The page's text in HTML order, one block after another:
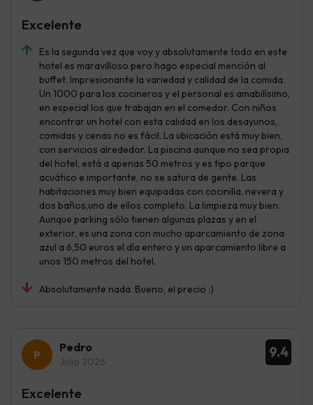
Es la segunda vez que voy y absolutamente todo en este
hotel es maravilloso pero hago especial mención al
buffet. Impresionante la variedad y calidad de la comida.
Un 1000 para los cocineros y el personal es amabilísimo,
en especial los que trabajan en el comedor. Con niños
encontrar un hotel con esta calidad en los desayunos,
comidas y cenas no es fácil. La ubicación está muy bien,
con servicios alrededor. La piscina aunque no sea propia
del hotel, está a apenas 50 metros y es tipo parque
acuático e importante, no se satura de gente. Las
habitaciones muy bien equipadas con cocinilla, nevera y
dos baños,uno de ellos completo. La limpieza muy bien.
Aunque parking sólo tienen algunas plazas y en el
exterior, es una zona con mucho aparcamiento de zona
azul a 6,50 euros el día entero y un aparcamiento libre a
unos 150 metros del hotel.
Absolutamente nada. Bueno, el precio :)
Excelente
9.4
Pedro
Julio 2026
Excelente